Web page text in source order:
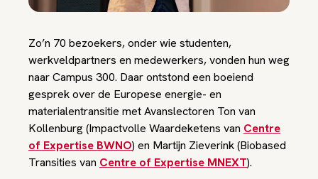
Zo’n 70 bezoekers, onder wie studenten,
werkveldpartners en medewerkers, vonden hun weg
naar Campus 300. Daar ontstond een boeiend
gesprek over de Europese energie- en
materialentransitie met Avanslectoren Ton van
Kollenburg (Impactvolle Waardeketens van Centre
of Expertise BWNO) en Martijn Zieverink (Biobased
Transities van Centre of Expertise MNEXT).